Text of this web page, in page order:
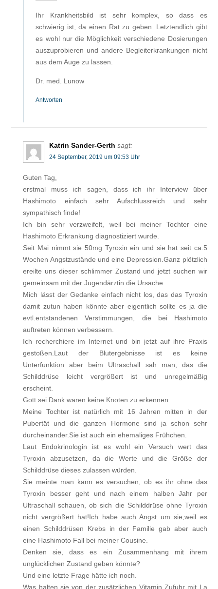
Ihr Krankheitsbild ist sehr komplex, so dass es
schwierig ist, da einen Rat zu geben. Letztendlich gibt
es wohl nur die Möglichkeit verschiedene Dosierungen
auszuprobieren und andere Begleiterkrankungen nicht
aus dem Auge zu lassen.
Dr. med. Lunow
Antworten
Katrin Sander-Gerth sagt:
24 September, 2019 um 09:53 Uhr
Guten Tag,
erstmal muss ich sagen, dass ich ihr Interview über
Hashimoto einfach sehr Aufschlussreich und sehr
sympathisch finde!
Ich bin sehr verzweifelt, weil bei meiner Tochter eine
Hashimoto Erkrankung diagnostiziert wurde.
Seit Mai nimmt sie 50mg Tyroxin ein und sie hat seit ca.5
Wochen Angstzustände und eine Depression.Ganz plötzlich
ereilte uns dieser schlimmer Zustand und jetzt suchen wir
gemeinsam mit der Jugendärztin die Ursache.
Mich lässt der Gedanke einfach nicht los, das das Tyroxin
damit zutun haben könnte aber eigentlich sollte es ja die
evtl.entstandenen Verstimmungen, die bei Hashimoto
auftreten können verbessern.
Ich recherchiere im Internet und bin jetzt auf ihre Praxis
gestoßen.Laut der Blutergebnisse ist es keine
Unterfunktion aber beim Ultraschall sah man, das die
Schilddrüse leicht vergrößert ist und unregelmäßig
erscheint.
Gott sei Dank waren keine Knoten zu erkennen.
Meine Tochter ist natürlich mit 16 Jahren mitten in der
Pubertät und die ganzen Hormone sind ja schon sehr
durcheinander.Sie ist auch ein ehemaliges Frühchen.
Laut Endokrinologin ist es wohl ein Versuch wert das
Tyroxin abzusetzen, da die Werte und die Größe der
Schilddrüse dieses zulassen würden.
Sie meinte man kann es versuchen, ob es ihr ohne das
Tyroxin besser geht und nach einem halben Jahr per
Ultraschall schauen, ob sich die Schilddrüse ohne Tyroxin
nicht vergrößert hat!Ich habe auch Angst um sie,weil es
einen Schilddrüsen Krebs in der Familie gab aber auch
eine Hashimoto Fall bei meiner Cousine.
Denken sie, dass es ein Zusammenhang mit ihrem
unglücklichen Zustand geben könnte?
Und eine letzte Frage hätte ich noch.
Was halten sie von der zusätzlichen Vitamin Zufuhr mit La